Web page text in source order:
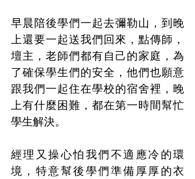
早晨陪後學們一起去彌勒山，到晚
上還要一起送我們回來，點傳師，
壇主，老師們都有自己的家庭，為
了確保學生們的安全，他們也願意
跟我們一起住在學校的宿舍裡，晚
上有什麼困難，都在第一時間幫忙
學生解決。
經理又操心怕我們不適應冷的環
境，特意幫後學們準備厚厚的衣